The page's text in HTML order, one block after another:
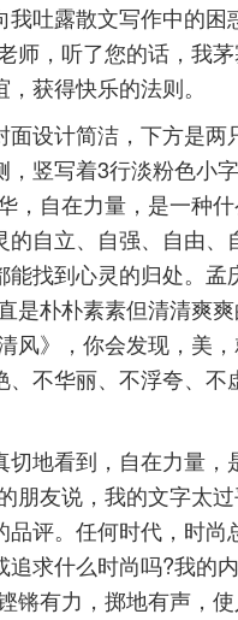
吐露散文写作中的困
师，听了您的话，我
获得快乐的法则。
设计简洁，下方是两
竖写着3行淡粉色小
，自在力量，是一种
自立、自强、自由、
找到心灵的归处。孟
是朴朴素素但清清爽
风》，你会发现，美
不华丽、不浮夸、
看到，自在力量，
朋友说，我的文字太
评。任何时代，时尚
求什么时尚吗?我的
锵有力，掷地有声，